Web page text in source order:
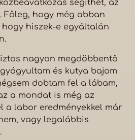
segíthet, az
Főleg, hogy még abban
hiszek-e egyáltalán
nagyon megdöbbentő
és kutya bajom
dobtam fel a lábam,
a mondat is még az
a labor eredményekkel már
vagy legalábbis